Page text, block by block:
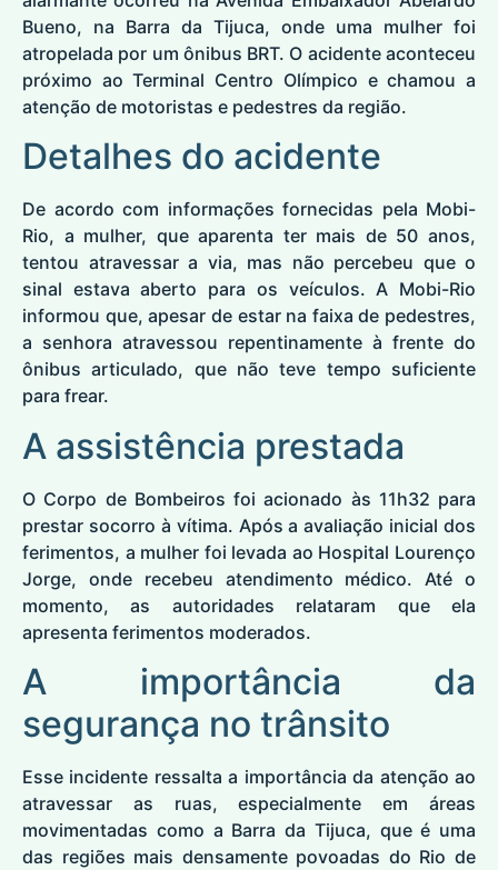
Bueno, na Barra da Tijuca, onde uma mulher foi
atropelada por um ônibus BRT. O acidente aconteceu
próximo ao Terminal Centro Olímpico e chamou a
atenção de motoristas e pedestres da região.
Detalhes do acidente
De acordo com informações fornecidas pela Mobi-
Rio, a mulher, que aparenta ter mais de 50 anos,
tentou atravessar a via, mas não percebeu que o
sinal estava aberto para os veículos. A Mobi-Rio
informou que, apesar de estar na faixa de pedestres,
a senhora atravessou repentinamente à frente do
ônibus articulado, que não teve tempo suficiente
para frear.
A assistência prestada
O Corpo de Bombeiros foi acionado às 11h32 para
prestar socorro à vítima. Após a avaliação inicial dos
ferimentos, a mulher foi levada ao Hospital Lourenço
Jorge, onde recebeu atendimento médico. Até o
momento, as autoridades relataram que ela
apresenta ferimentos moderados.
A importância da
segurança no trânsito
Esse incidente ressalta a importância da atenção ao
atravessar as ruas, especialmente em áreas
movimentadas como a Barra da Tijuca, que é uma
das regiões mais densamente povoadas do Rio de